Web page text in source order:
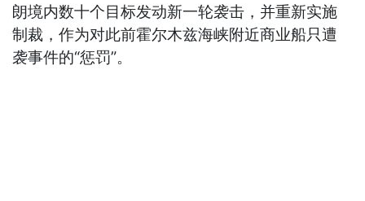
朗境内数十个目标发动新一轮袭击，并重新实施
制裁，作为对此前霍尔木兹海峡附近商业船只遭
袭事件的“惩罚”。